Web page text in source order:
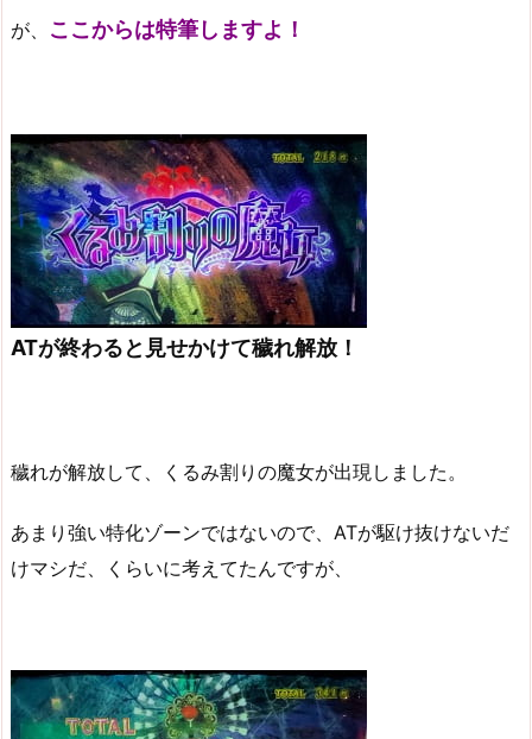
が、 ここからは特筆しますよ！
ATが終わると見せかけて穢れ解放！
穢れが解放して、くるみ割りの魔女が出現しました。
あまり強い特化ゾーンではないので、ATが駆け抜けないだ
けマシだ、くらいに考えてたんですが、